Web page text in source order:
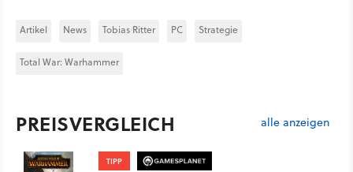
Artikel News Tobias Ritter PC Strategie
Total War: Warhammer
PREISVERGLEICH alle anzeigen
TIPP